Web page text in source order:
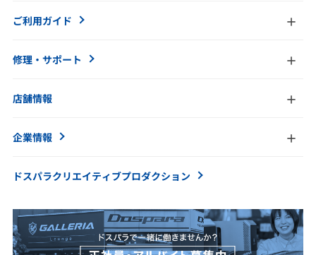
ご利用ガイド
修理・サポート
店舗情報
企業情報
ドスパラクリエイティブプロダクション